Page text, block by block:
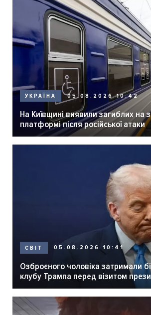
УКРАЇНА 05.08.2026 10:42
На Київщині виявили загиблих на
платформі після російської атаки
СВІТ 05.08.2026 10:41
Озброєного чоловіка затримали
клубу Трампа перед візитом